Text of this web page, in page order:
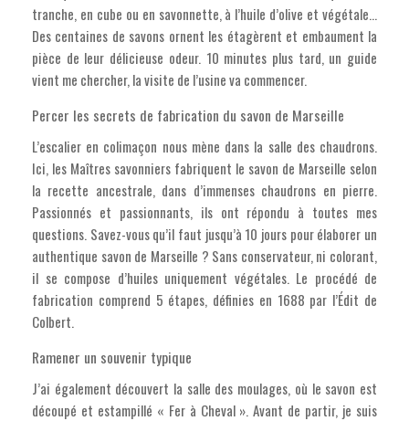
tranche, en cube ou en savonnette, à l’huile d’olive et végétale…
Des centaines de savons ornent les étagèrent et embaument la
pièce de leur délicieuse odeur. 10 minutes plus tard, un guide
vient me chercher, la visite de l’usine va commencer.
Percer les secrets de fabrication du savon de Marseille
L’escalier en colimaçon nous mène dans la salle des chaudrons.
Ici, les Maîtres savonniers fabriquent le savon de Marseille selon
la recette ancestrale, dans d’immenses chaudrons en pierre.
Passionnés et passionnants, ils ont répondu à toutes mes
questions. Savez-vous qu’il faut jusqu’à 10 jours pour élaborer un
authentique savon de Marseille ? Sans conservateur, ni colorant,
il se compose d’huiles uniquement végétales. Le procédé de
fabrication comprend 5 étapes, définies en 1688 par l’Édit de
Colbert.
Ramener un souvenir typique
J’ai également découvert la salle des moulages, où le savon est
découpé et estampillé « Fer à Cheval ». Avant de partir, je suis